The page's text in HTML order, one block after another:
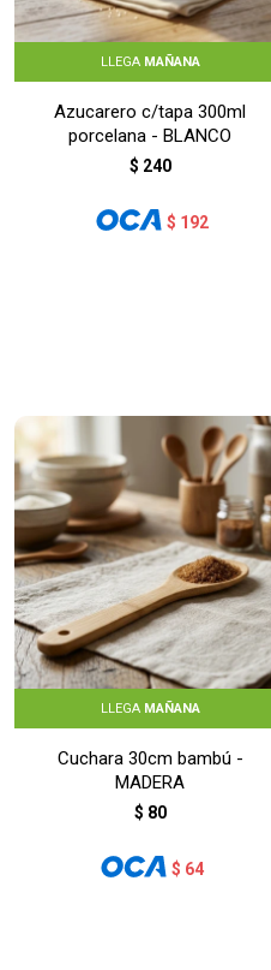
LLEGA MAÑANA
Azucarero c/tapa 300ml
porcelana - BLANCO
$ 240
$ 192
LLEGA MAÑANA
Cuchara 30cm bambú -
MADERA
$ 80
$ 64